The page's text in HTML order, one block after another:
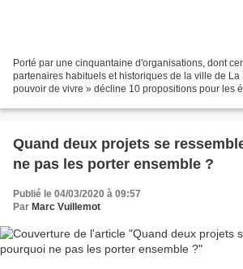
Porté par une cinquantaine d'organisations, dont
partenaires habituels et historiques de la ville de La
pouvoir de vivre » décline 10 propositions pour les
Quand deux projets se
ne pas les porter ensemble ?
Publié le 04/03/2020 à 09:57
Par Marc Vuillemot